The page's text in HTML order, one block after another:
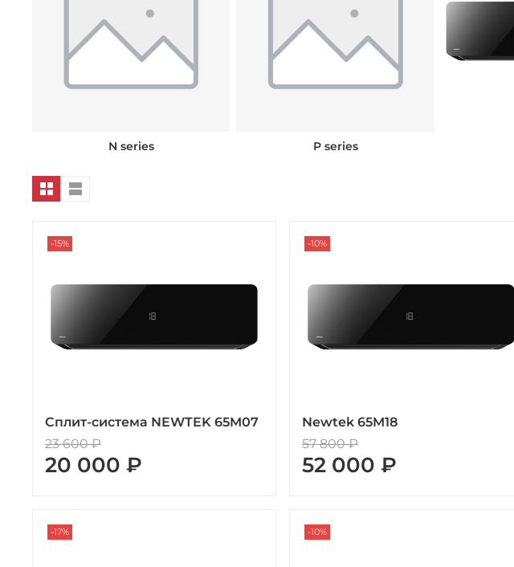
N series P series
-15%
Сплит-система NEWTEK 65M07
23 600 ₽
20 000 ₽
-10%
Newtek 65M18
57 800 ₽
52 000 ₽
-17% -10%